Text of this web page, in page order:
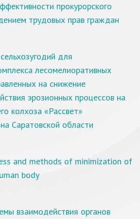
прокурорского
трудовых прав граждан
для
лесомелиоративных
на снижение
эрозионных процессов на
колхоза «Рассвет»
Саратовской области
and methods of minimization of
body
взаимодействия органов